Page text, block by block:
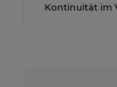
Kontinuität im